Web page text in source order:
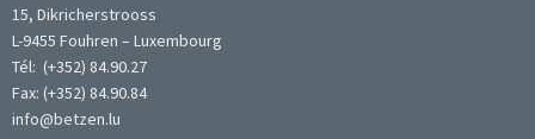
15, Dikricherstrooss
L-9455 Fouhren – Luxembourg
Tél: (+352) 84.90.27
Fax: (+352) 84.90.84
info@betzen.lu